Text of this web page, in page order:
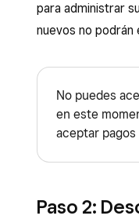
para administrar
nuevos no podrán
No puedes
en este
aceptar
Paso 2: